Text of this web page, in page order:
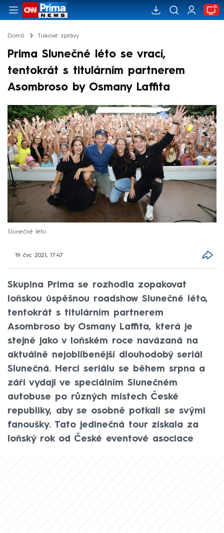
Domů Tiskové zprávy
Prima Slunečné léto se vrací,
tentokrát s titulárním partnerem
Asombroso by Osmany Laffita
Slunečné léto
19. čvc 2021, 17:47
Skupina Prima se rozhodla zopakovat
loňskou úspěšnou roadshow Slunečné léto,
tentokrát s titulárním partnerem
Asombroso by Osmany Laffita, která je
stejně jako v loňském roce navázaná na
aktuálně nejoblíbenější dlouhodobý seriál
Slunečná. Herci seriálu se během srpna a
září vydají ve speciálním Slunečném
autobuse po různých místech České
republiky, aby se osobně potkali se svými
fanoušky. Tato jedinečná tour získala za
loňský rok od České eventové asociace